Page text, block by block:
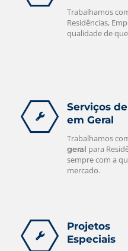
Trabalhamos
Residências,
qualidade de
Serviços
em Geral
Trabalhamos
geral para
sempre com a
mercado.
Projetos
Especiais